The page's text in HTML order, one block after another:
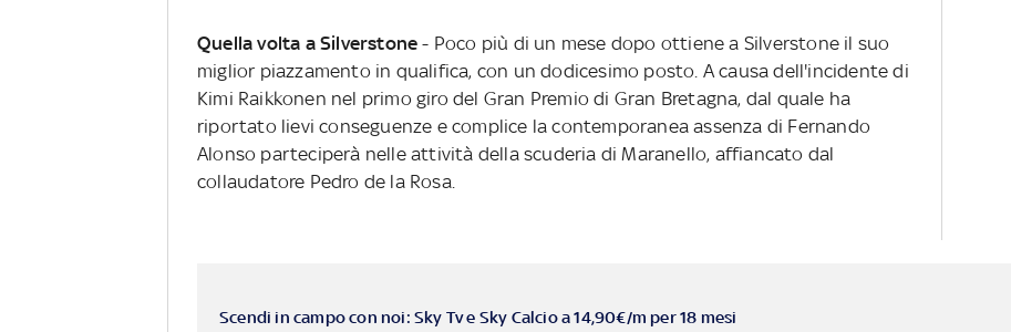
Quella volta a Silverstone- Poco più di un mese dopo ottiene a Silverstone il suo
miglior piazzamento in qualifica, con un dodicesimo posto. A causa dell'incidente di
Kimi Raikkonen nel primo giro del Gran Premio di Gran Bretagna, dal quale ha
riportato lievi conseguenze e complice la contemporanea assenza di Fernando
Alonso parteciperà nelle attività della scuderia di Maranello, affiancato dal
collaudatore Pedro de la Rosa.
Scendi in campo con noi: Sky Tv e Sky Calcio a 14,90€/m per 18 mesi